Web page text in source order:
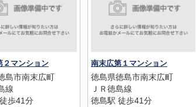
２マンション
島市南末広町
線
歩41分
南末広第１マンション
徳島県徳島市南末広町
ＪＲ徳島線
徳島駅 徒歩41分